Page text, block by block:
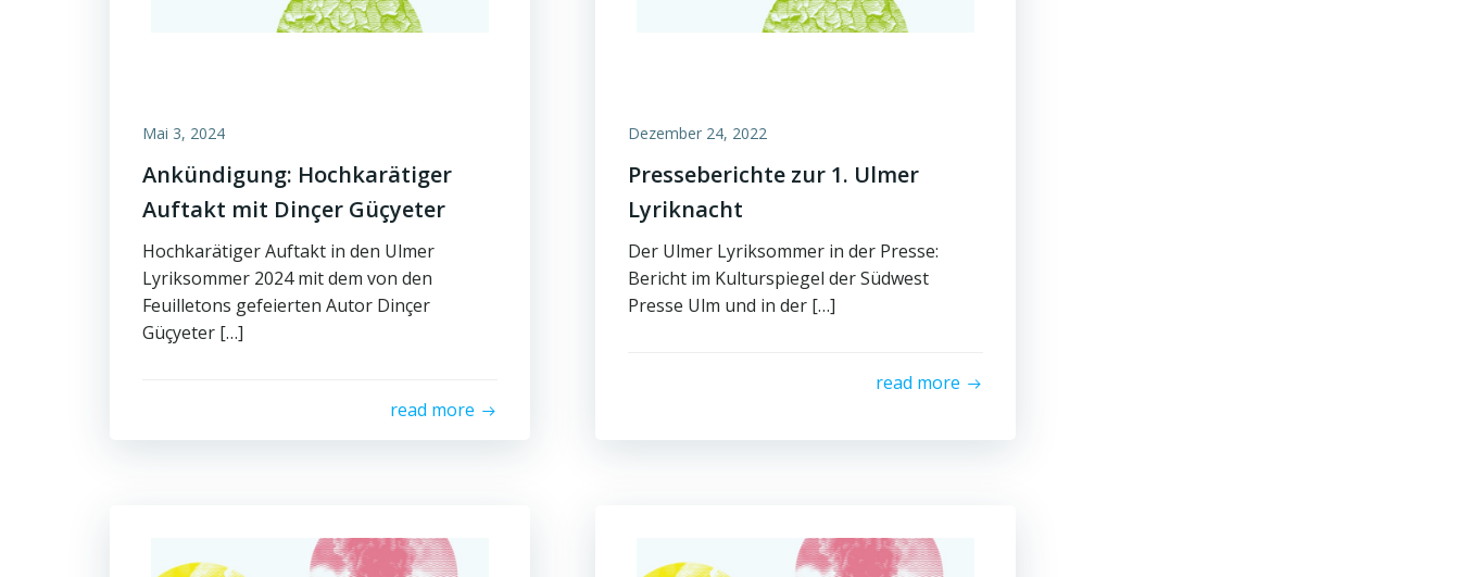
Mai 3, 2024
Ankündigung: Hochkarätiger
Auftakt mit Dinçer Güçyeter
Hochkarätiger Auftakt in den Ulmer
Lyriksommer 2024 mit dem von den
Feuilletons gefeierten Autor Dinçer
Güçyeter […]
read more
Dezember 24, 2022
Presseberichte zur 1. Ulmer
Lyriknacht
Der Ulmer Lyriksommer in der Presse:
Bericht im Kulturspiegel der Südwest
Presse Ulm und in der […]
read more